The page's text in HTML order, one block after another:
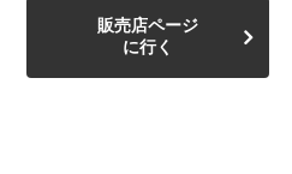
販売店ページ
に行く